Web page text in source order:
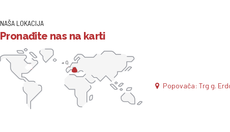
NAŠA LOKACIJA
Pronađite nas na karti
Popovača: Trg g.